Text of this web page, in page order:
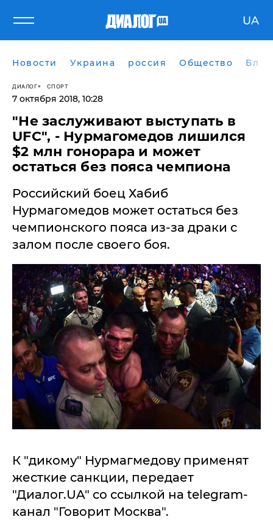
UA
Новости Украина россия Общество
ДИАЛОГ СПОРТ
7 октября 2018, 10:28
​"Не заслуживают выступать в
UFC", - Нурмагомедов лишился
$2 млн гонорара и может
остаться без пояса чемпиона
Российский боец Хабиб
Нурмагомедов может остаться без
чемпионского пояса из-за драки с
залом после своего боя.
К "дикому" Нурмагмедову применят
жесткие санкции, передает
"Диалог.UA" со ссылкой на telegram-
канал "Говорит Москва".